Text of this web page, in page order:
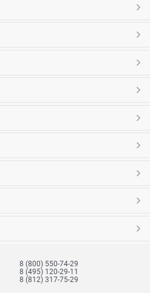
8 (800) 550-74-29
8 (495) 120-29-11
8 (812) 317-75-29